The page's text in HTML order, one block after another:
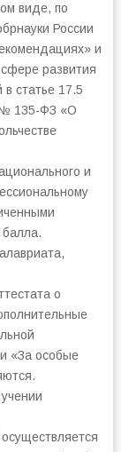
виде, по
России
и
развития
в статье 17.5
№ 135-ФЗ «О
и
о
«За особые